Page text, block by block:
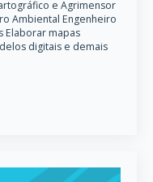
e Agrimensor
Ambiental Engenheiro
Elaborar mapas
digitais e demais